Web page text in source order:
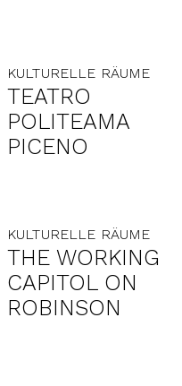
KULTURELLE RÄUME
TEATRO
POLITEAMA
PICENO
KULTURELLE RÄUME
THE WORKING
CAPITOL ON
ROBINSON